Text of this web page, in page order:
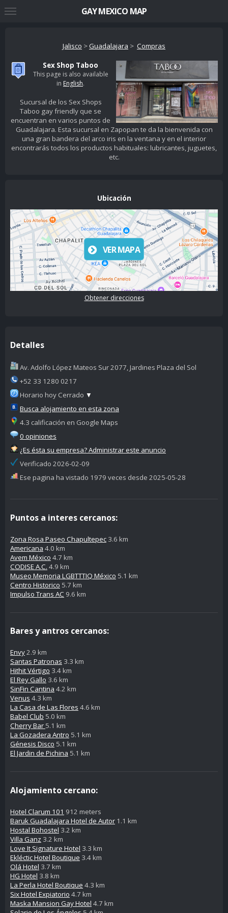
Jalisco >Guadalajara > Compras
Sex Shop Taboo
This page is also available
in English.
Sucursal de los Sex Shops
Taboo gay friendly que se
encuentran en varios puntos de
Guadalajara. Esta sucursal en Zapopan te da la bienvenida con
una gran bandera del arco iris en la ventana y en el interior
encontrarás todos los productos habituales: lubricantes, juguetes,
etc.
Ubicación
VER MAPA
Obtener direcciones
Detalles
Av. Adolfo López Mateos Sur 2077, Jardines Plaza del Sol
+52 33 1280 0217
Horario hoy Cerrado ▼
Busca alojamiento en esta zona
4.3 calificación en Google Maps
0 opiniones
¿Es ésta su empresa? Administrar este anuncio
Verificado 2026-02-09
Ese pagina ha vistado 1979 veces desde 2025-05-28
Puntos a interes cercanos:
Zona Rosa Paseo Chapultepec 3.6 km
Americana 4.0 km
Avem México 4.7 km
CODISE A.C. 4.9 km
Museo Memoria LGBTTTIQ México 5.1 km
Centro Historico 5.7 km
Impulso Trans AC 9.6 km
Bares y antros cercanos:
Envy2.9 km
Santas Patronas 3.3 km
Hithit Vértigo 3.4 km
El Rey Gallo 3.6 km
SinFin Cantina 4.2 km
Venus 4.3 km
La Casa de Las Flores 4.6 km
Babel Club 5.0 km
Cherry Bar 5.1 km
La Gozadera Antro 5.1 km
Génesis Disco 5.1 km
El Jardin de Pichina 5.1 km
Alojamiento cercano:
Hotel Clarum 101 912 meters
Baruk Guadalajara Hotel de Autor 1.1 km
Hostal Bohostel 3.2 km
Villa Ganz 3.2 km
Love It Signature Hotel 3.3 km
Ekléctic Hotel Boutique 3.4 km
Olá Hotel 3.7 km
HG Hotel 3.8 km
La Perla Hotel Boutique 4.3 km
Six Hotel Expiatorio 4.7 km
Maska Mansion Gay Hotel 4.7 km
GAY MEXICO MAP